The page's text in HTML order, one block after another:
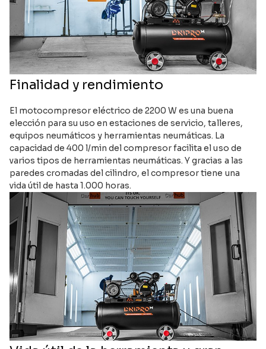
Finalidad y rendimiento
El motocompresor eléctrico de 2200 W es una buena
elección para su uso en estaciones de servicio, talleres,
equipos neumáticos y herramientas neumáticas. La
capacidad de 400 l/min del compresor facilita el uso de
varios tipos de herramientas neumáticas. Y gracias a las
paredes cromadas del cilindro, el compresor tiene una
vida útil de hasta 1.000 horas.